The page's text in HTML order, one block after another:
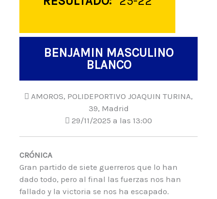
BENJAMIN MASCULINO
BLANCO
AMOROS, POLIDEPORTIVO JOAQUIN TURINA,
39, Madrid
29/11/2025 a las 13:00
CRÓNICA
Gran partido de siete guerreros que lo han
dado todo, pero al final las fuerzas nos han
fallado y la victoria se nos ha escapado.